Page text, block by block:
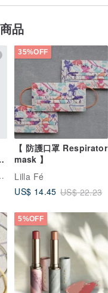
品
35%OFF
【 防護口罩 Respirator
mask 】
Lilla Fé
US$ 14.45 US$ 22.23
5%OFF